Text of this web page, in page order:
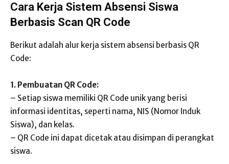
Cara Kerja Sistem Absensi Siswa
Berbasis Scan QR Code
Berikut adalah alur kerja sistem absensi berbasis QR
Code:
1. Pembuatan QR Code:
– Setiap siswa memiliki QR Code unik yang berisi
informasi identitas, seperti nama, NIS (Nomor Induk
Siswa), dan kelas.
– QR Code ini dapat dicetak atau disimpan di perangkat
siswa.